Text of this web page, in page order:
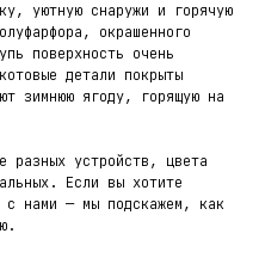
уютную снаружи и горячую
окрашенного
поверхность очень
детали покрыты
зимнюю ягоду, горящую на
разных устройств, цвета
Если вы хотите
с нами — мы подскажем, как